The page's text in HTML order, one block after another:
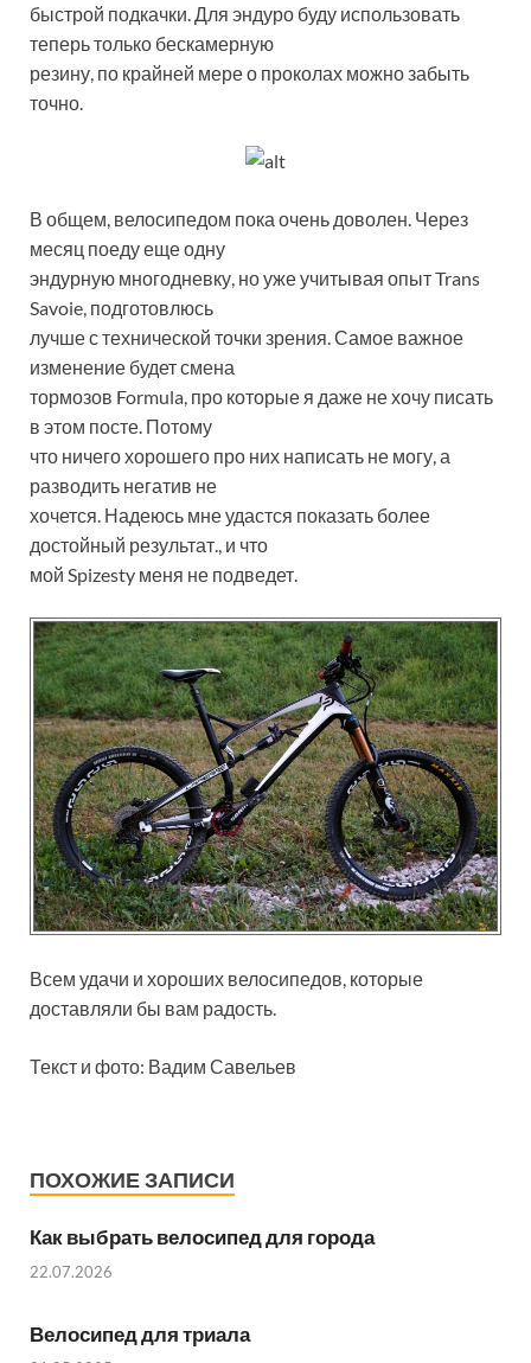
быстрой подкачки. Для эндуро буду использовать
теперь только бескамерную
резину, по крайней мере о проколах можно забыть
точно.
В общем, велосипедом пока очень доволен. Через
месяц поеду еще одну
эндурную многодневку, но уже учитывая опыт Trans
Savoie, подготовлюсь
лучше с технической точки зрения. Самое важное
изменение будет смена
тормозов Formula, про которые я даже не хочу писать
в этом посте. Потому
что ничего хорошего про них написать не могу, а
разводить негатив не
хочется. Надеюсь мне удастся показать более
достойный результат., и что
мой Spizesty меня не подведет.
Всем удачи и хороших велосипедов, которые
доставляли бы вам радость.
Текст и фото: Вадим Савельев
ПОХОЖИЕ ЗАПИСИ
Как выбрать велосипед для города
22.07.2026
Велосипед для триала